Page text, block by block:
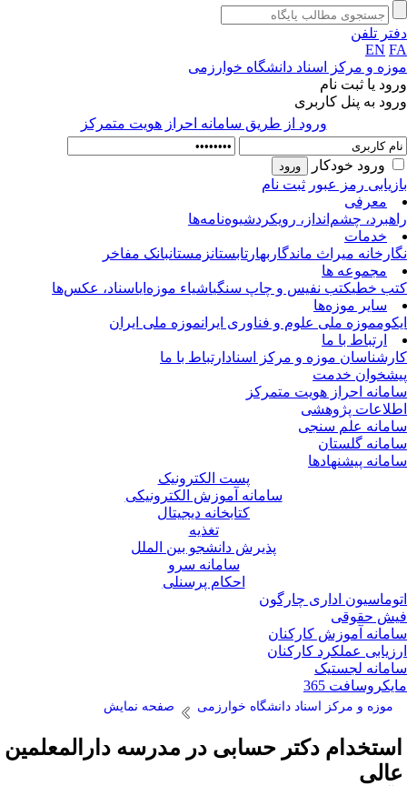
تلفن
EN
و مرکز اسناد دانشگاه خوارزمی
یا ثبت نام
به پنل کاربری
ورود از طريق سامانه احراز هويت متمركز
ورود خودکار
رمز عبور ثبت نام
معرفی
چشم‌انداز، رویکرد شیوه‌نامه‌ها
خدمات
میراث ماندگاربهارتابستانزمستانبانک مفاخر
مجموعه ها
خطیکتب نفیس و چاپ سنگیاشیاء موزه‌ایاسناد، عکس‌ها
سایر موزه‌ها
موزه ملی علوم و فناوری ایران موزه ملی ایران
ارتباط با ما
موزه و مرکز اسنادارتباط با ما
خدمت
احراز هویت متمرکز
پژوهشی
علم سنجی
گلستان
پیشنهادها
پست الکترونیک
سامانه آموزش الکترونیکی
کتابخانه دیجیتال
تغذیه
پذیرش دانشجو بین الملل
سامانه سرو
احکام پرسنلی
اداری چارگون
حقوقی
آموزش کارکنان
عملکرد کارکنان
لجستیک
365
موزه و مرکز اسناد دانشگاه خوارزمی صفحه نمایش
دکتر حسابی در مدرسه دارالمعلمین